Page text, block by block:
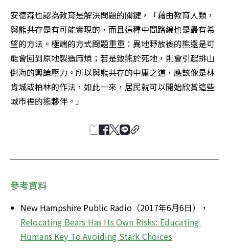
安德森也認為教育是解決問題的關鍵，「藉由教育人類，
與熊共存是有可能實現的，而且這種中間路線也是最有希
望的方法。極端的方式問題重重：異地野放後的熊還是可
能會回到原地製造麻煩；若是致熊於死地，則會引起排山
倒海的輿論壓力。所以與熊共存的中庸之道，應該像是林
肯城或柏林的作法，如此一來，居民就可以開始欣賞這些
城市裡的熊夥伴。」
參考資料
New Hampshire Public Radio（2017年6月6日），
Relocating Bears Has Its Own Risks: Educating
Humans Key To Avoiding Stark Choices